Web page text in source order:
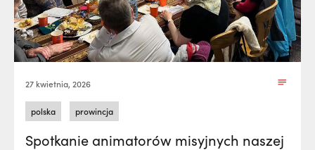
27 kwietnia, 2026
polska prowincja
Spotkanie animatorów misyjnych naszej